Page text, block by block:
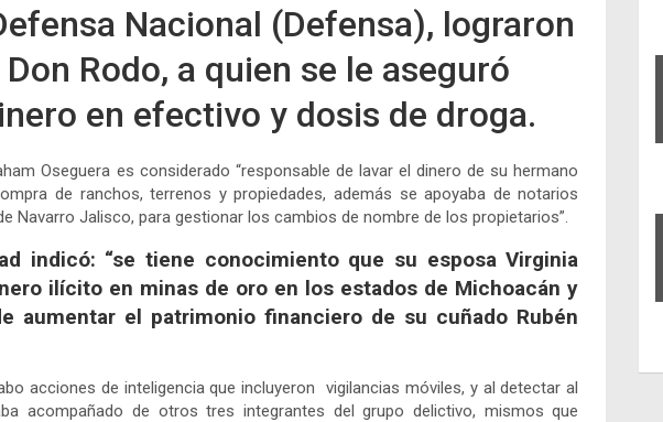
Nacional (Defensa), lograron
Rodo, a quien se le aseguró
en efectivo y dosis de droga.
Oseguera es considerado “responsable de lavar el dinero de su hermano
de ranchos, terrenos y propiedades, además se apoyaba de notarios
Navarro Jalisco, para gestionar los cambios de nombre de los propietarios”.
indicó: “se tiene conocimiento que su esposa Virginia
ilícito en minas de oro en los estados de Michoacán y
aumentar el patrimonio financiero de su cuñado Rubén
acciones de inteligencia que incluyeron vigilancias móviles, y al detectar al
acompañado de otros tres integrantes del grupo delictivo, mismos que